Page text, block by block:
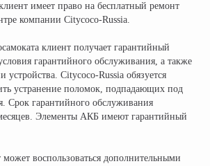
имеет право на бесплатный ремонт
компании Citycoco-Russia.
клиент получает гарантийный
гарантийного обслуживания, а также
устройства. Citycoco-Russia обязуется
устранение поломок, подпадающих под
Срок гарантийного обслуживания
Элементы АКБ имеют гарантийный
воспользоваться дополнительными